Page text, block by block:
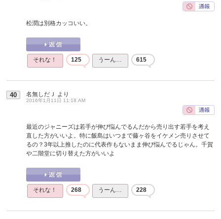
松潤は別格カッコいい。
それな！ 125 うーん… 615
40 名無しだＪ より
2016年1月11日 11:18 AM
最近のジャニーズは若手が伸び悩んでるんだから売り出す若手を考え
直した方がいいよ。特に飯島はいつまで藤ヶ谷をイケメン売りさせて
るの？3年以上推したのに代表作もないまま伸び悩んでるじゃん。千賀
や二階堂に切り替えた方がいいよ
それな！ 268 うーん… 228